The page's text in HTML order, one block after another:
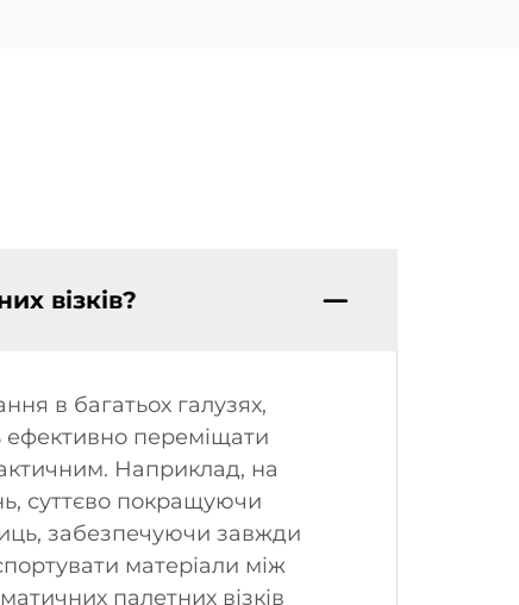
візків?
в багатьох галузях,
ефективно переміщати
Наприклад, на
суттєво покращуючи
забезпечуючи завжди
матеріали між
палетних візків